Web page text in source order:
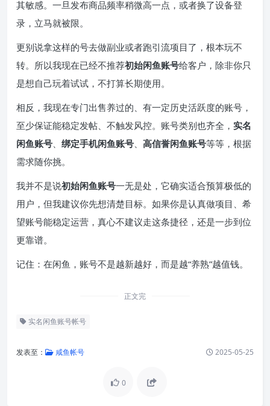
其敏感。一旦发布商品频率稍微高一点，或者换了设备登
录，立马就被限。
更别说拿这样的号去做副业或者跑引流项目了，根本玩不
转。所以我现在已经不推荐初始闲鱼账号给客户，除非你只
是想自己玩着试试，不打算长期使用。
相反，我现在专门出售养过的、有一定历史活跃度的账号，
至少保证能稳定发帖、不触发风控。账号类别也齐全， 实名
闲鱼账号
绑定手机闲鱼账号 高信誉闲鱼账号等等，根据
需求随你挑。
我并不是说初始闲鱼账号一无是处，它确实适合预算极低的
用户，但我建议你先想清楚目标。如果你是认真做项目、希
望账号能稳定运营，真心不建议走这条捷径，还是一步到位
更靠谱。
记住：在闲鱼，账号不是越新越好，而是越“养熟”越值钱。
正文完
实名闲鱼账号帐号
发表至： 咸鱼帐号 2025-05-25
0